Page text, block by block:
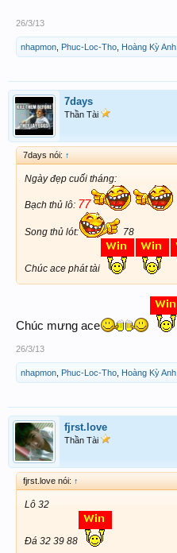
26/3/13
nhapmon Phuc-Loc-Tho Hoàng Kỳ Anh
7days
Thần Tài
7days nói: ↑
Ngày đẹp cuối tháng:
Bạch thủ lô: 77
Song thủ lót: 78
Chúc ace phát tài
Chúc mưng ace
26/3/13
nhapmon Phuc-Loc-Tho Hoàng Kỳ Anh
fjrst.love
Thần Tài
fjrst.love nói: ↑
Lô 32
Đá 32 39 88